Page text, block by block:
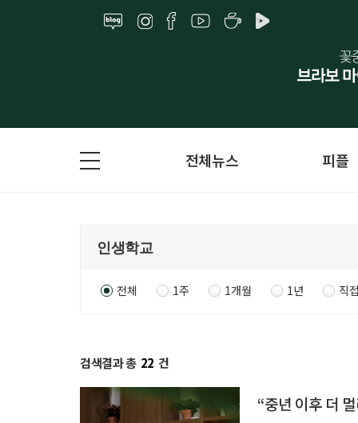
전체뉴스 피플
전체 1주 1개월 1년 직
검색결과 총 22 건
“중년 이후 더